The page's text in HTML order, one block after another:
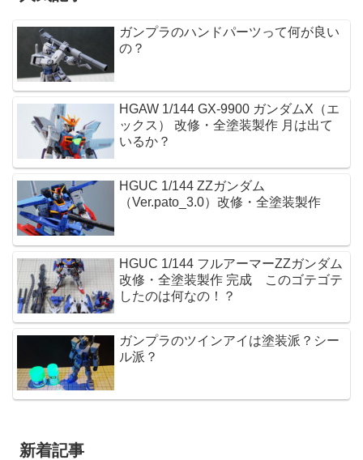
ガンプラのハンドパーツって何が良い
の？
HGAW 1/144 GX-9900 ガンダムX（エ
ックス） 改修・全塗装製作 月は出て
いるか？
HGUC 1/144 ZZガンダム
（Ver.pato_3.0）改修・全塗装製作
HGUC 1/144 フルアーマーZZガンダム
改修・全塗装製作 完成 このゴテゴテ
したのは何なの！？
ガンプラのツインアイは塗装派？シー
ル派？
新着記事